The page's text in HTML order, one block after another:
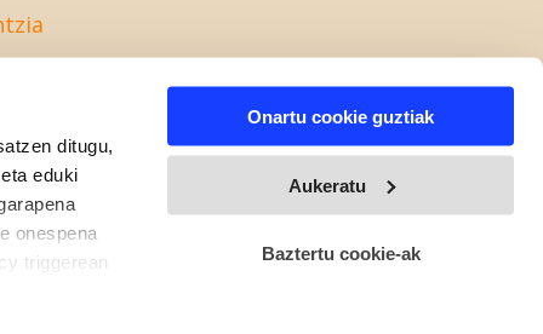
ditugu,
eduki
onespena
triggerean
Onartu cookie guztiak
Aukeratu
Baztertu cookie-ak